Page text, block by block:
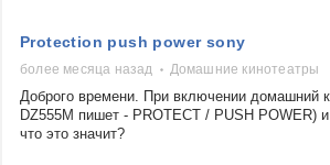
Protection push power sony
более месяца назад Домашние кинотеатры
Доброго времени. При включении домашний
DZ555M пишет - PROTECT / PUSH POWER)
что это значит?